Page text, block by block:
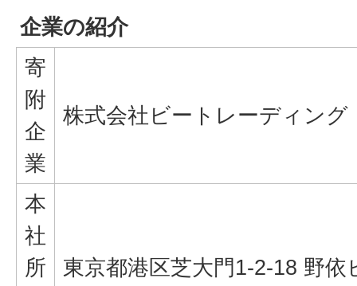
企業の紹介
寄
附
企
業
株式会社ビートレーディング
本
社
所
東京都港区芝大門1-2-18 野依